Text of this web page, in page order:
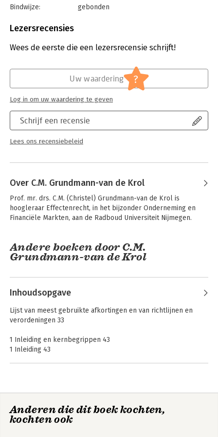
personen.Tot slot, hoofdstuk 7, waarin de regels inzake het
nationale en Europese oorsprong van de desbetreffende
Bindwijze:
gebonden
Uitgever:
Verschijningsdatum:
5-5-2022
Toezicht (Wet op het Financieel Toezicht)
Serie:
Boom Masterreeks
Lezersrecensies
Wees de eerste die een lezersrecensie schrijft!
Schrijf een recensie
Lees ons recensiebeleid
Uw waardering ?
Log in om uw waardering te geven
Over C.M. Grundmann-van de Krol
Prof. mr. drs. C.M. (Christel) Grundmann-van de Krol is
hoogleraar Effectenrecht, in het bijzonder Onderneming en
Financiële Markten, aan de Radboud Universiteit Nijmegen.
Andere boeken door C.M.
Grundmann-van de Krol
Deel IV
Inhoudsopgave
Lijst van meest gebruikte afkortingen en van richtlijnen en
verordeningen 33
1 Inleiding en kernbegrippen 43
1 Inleiding 43
102 Inhoud van dit boek en dit hoofdstuk 46
103. Inhoud van dit boek 46
Anderen die dit boek kochten,
kochten ook